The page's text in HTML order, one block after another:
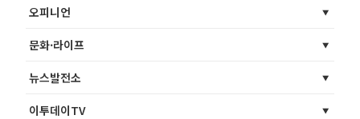
오피니언
문화·라이프
뉴스발전소
이투데이TV